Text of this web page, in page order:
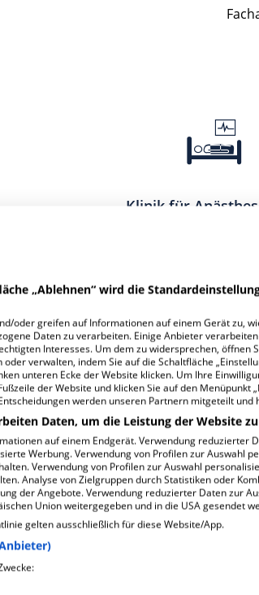
Klinik für
Allgemeine
Chirurgie/
„Ablehnen“ wird die
oder greifen auf Informationen auf einem Gerät zu,
Daten zu verarbeiten. Einige Anbieter
Interesses. Um dem zu widersprechen, öffnen
verwalten, indem Sie auf die Schaltfläche
unteren Ecke der Website klicken. Um Ihre
der Website und klicken Sie auf den Menüpunkt
werden unseren Partnern mitgeteilt
Daten, um die Leistung der Website
auf einem Endgerät. Verwendung reduzierter
Werbung. Verwendung von Profilen zur Auswahl
Verwendung von Profilen zur Auswahl
Analyse von Zielgruppen durch Statistiken oder
der Angebote. Verwendung reduzierter Daten zur
Union weitergegeben und in die USA gesendet
gelten ausschließlich für diese Website/App.